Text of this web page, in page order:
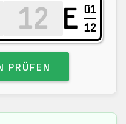
E 01
12
PRÜFEN